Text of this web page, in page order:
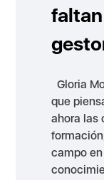
Gloria
que
ahora las
campo